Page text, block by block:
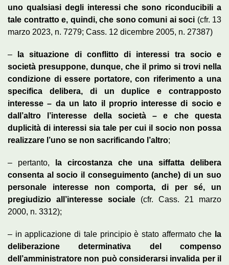
uno qualsiasi degli interessi che sono riconducibili a
tale contratto e, quindi, che sono comuni ai soci (cfr. 13
marzo 2023, n. 7279; Cass. 12 dicembre 2005, n. 27387)
– la situazione di conflitto di interessi tra socio e
società presuppone, dunque, che il primo si trovi nella
condizione di essere portatore, con riferimento a una
specifica delibera, di un duplice e contrapposto
interesse – da un lato il proprio interesse di socio e
dall’altro l’interesse della società – e che questa
duplicità di interessi sia tale per cui il socio non possa
realizzare l’uno se non sacrificando l’altro;
– pertanto,
la circostanza che una siffatta delibera
consenta al socio il conseguimento (anche) di un suo
personale interesse non comporta, di per sé, un
pregiudizio all’interesse sociale (cfr. Cass. 21 marzo
2000, n. 3312);
– in applicazione di tale principio è stato affermato che la
deliberazione determinativa del compenso
dell’amministratore non può considerarsi invalida per il